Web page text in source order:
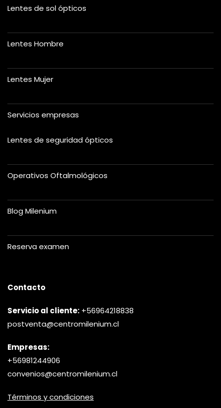
Lentes de sol ópticos
Lentes Hombre
Lentes Mujer
Servicios empresas
Lentes de seguridad ópticos
Operativos Oftalmológicos
Blog Milenium
Reserva examen
Contacto
Servicio al cliente: +56964218838
postventa@centromilenium.cl
Empresas:
+56981244906
convenios@centromilenium.cl
Términos y condiciones